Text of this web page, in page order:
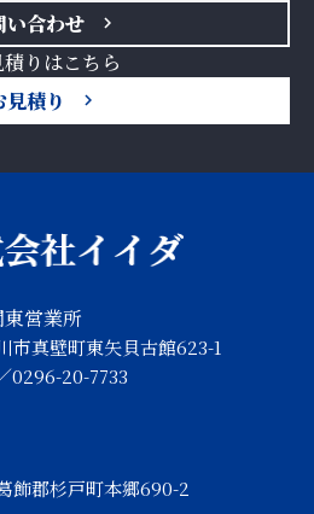
い合わせ
りはこちら
見積り
営業所
市真壁町東矢貝古館623-1
0296-20-7733
飾郡杉戸町本郷690-2